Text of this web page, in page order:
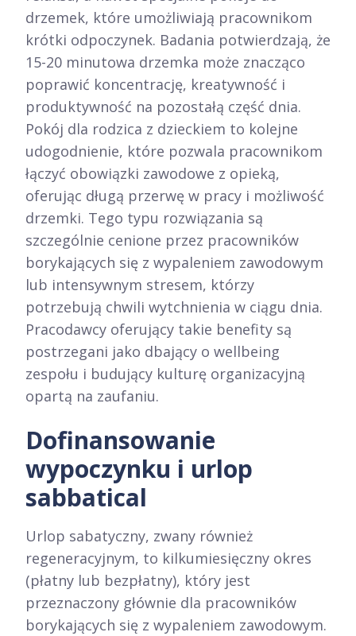
drzemek, które umożliwiają pracownikom
krótki odpoczynek. Badania potwierdzają, że
15-20 minutowa drzemka może znacząco
poprawić koncentrację, kreatywność i
produktywność na pozostałą część dnia.​
Pokój dla rodzica z dzieckiem to kolejne
udogodnienie, które pozwala pracownikom
łączyć obowiązki zawodowe z opieką,
oferując długą przerwę w pracy i możliwość
drzemki. Tego typu rozwiązania są
szczególnie cenione przez pracowników
borykających się z wypaleniem zawodowym
lub intensywnym stresem, którzy
potrzebują chwili wytchnienia w ciągu dnia.
Pracodawcy oferujący takie benefity są
postrzegani jako dbający o wellbeing
zespołu i budujący kulturę organizacyjną
opartą na zaufaniu.​
Dofinansowanie
wypoczynku i urlop
sabbatical
Urlop sabatyczny, zwany również
regeneracyjnym, to kilkumiesięczny okres
(płatny lub bezpłatny), który jest
przeznaczony głównie dla pracowników
borykających się z wypaleniem zawodowym.